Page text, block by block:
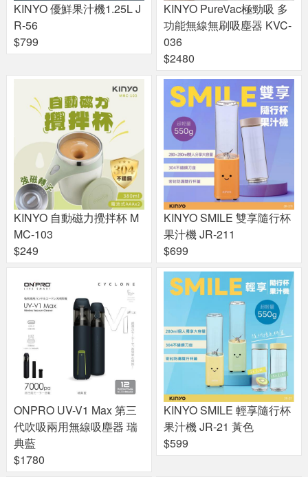
KINYO 優鮮果汁機1.25L J
R-56
$799
KINYO PureVac極勁吸 多
功能無線無刷吸塵器 KVC-
036
$2480
KINYO 自動磁力攪拌杯 M
MC-103
$249
KINYO SMILE 雙享隨行杯
果汁機 JR-211
$699
ONPRO UV-V1 Max 第三
代吹吸兩用無線吸塵器 瑞
典藍
$1780
KINYO SMILE 輕享隨行杯
果汁機 JR-21 黃色
$599